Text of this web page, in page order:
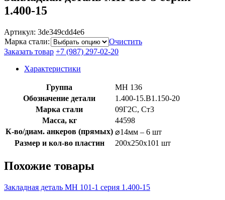
1.400-15
Артикул: 3de349cdd4e6
Марка стали:
Очистить
Заказать товар +7 (987) 297-02-20
Характеристики
Группа
МН 136
Обозначение детали
1.400-15.B1.150-20
Марка стали
09Г2С, Ст3
Масса, кг
44598
К-во/диам. анкеров (прямых) ⌀14мм – 6 шт
Размер и кол-во пластин
200x250x101 шт
Похожие товары
Закладная деталь МН 101-1 серия 1.400-15